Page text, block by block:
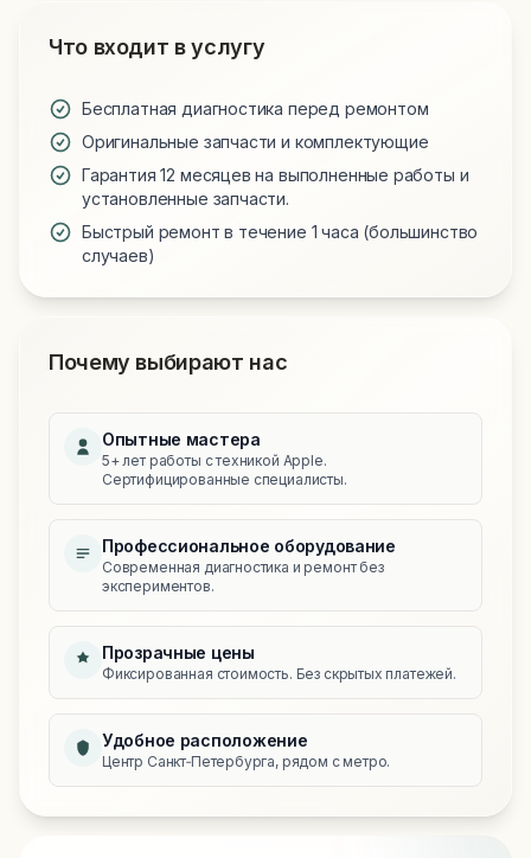
Что входит в услугу
Бесплатная диагностика перед ремонтом
Оригинальные запчасти и комплектующие
Гарантия 12 месяцев на выполненные работы и
установленные запчасти.
Быстрый ремонт в течение 1 часа (большинство
случаев)
Почему выбирают нас
Опытные мастера
5+ лет работы с техникой Apple.
Сертифицированные специалисты.
Профессиональное оборудование
Современная диагностика и ремонт без
экспериментов.
Прозрачные цены
Фиксированная стоимость. Без скрытых платежей.
Удобное расположение
Центр Санкт‑Петербурга, рядом с метро.